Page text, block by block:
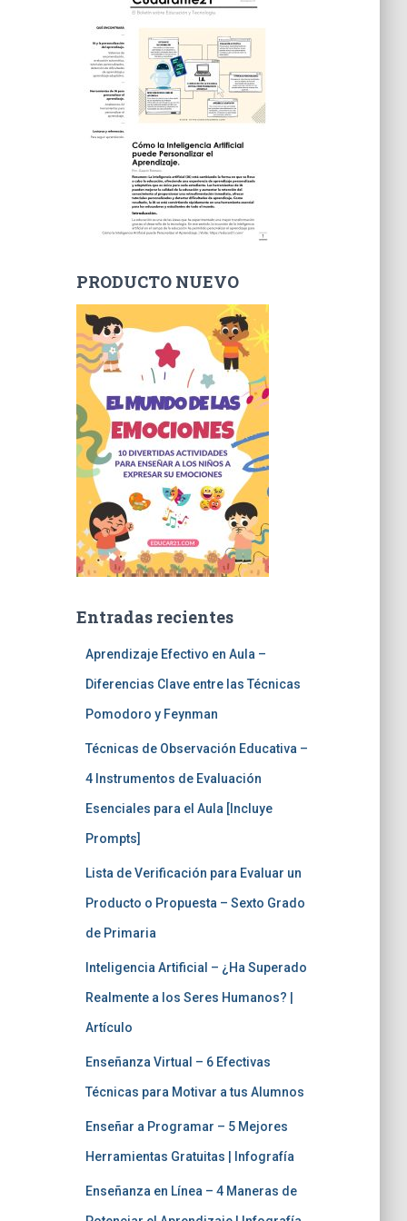
PRODUCTO NUEVO
Entradas recientes
Aprendizaje Efectivo en Aula –
Diferencias Clave entre las Técnicas
Pomodoro y Feynman
Técnicas de Observación Educativa –
4 Instrumentos de Evaluación
Esenciales para el Aula [Incluye
Prompts]
Lista de Verificación para Evaluar un
Producto o Propuesta – Sexto Grado
de Primaria
Inteligencia Artificial – ¿Ha Superado
Realmente a los Seres Humanos? |
Artículo
Enseñanza Virtual – 6 Efectivas
Técnicas para Motivar a tus Alumnos
Enseñar a Programar – 5 Mejores
Herramientas Gratuitas | Infografía
Enseñanza en Línea – 4 Maneras de